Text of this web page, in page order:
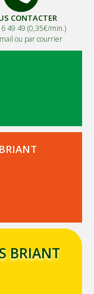
CONTACTER
49 49 (0,35€/min.)
ou par courrier
BRIANT